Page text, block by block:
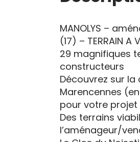
MANOLYS –
(17) – TERRAIN A
29 magnifiques
constructeurs
Découvrez sur
Marencennes
pour votre
Des terrains
l’aménageur/